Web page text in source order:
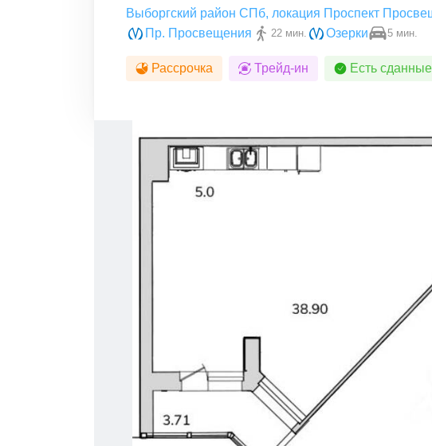
Выборгский район СПб, локация Проспект
Пр. Просвещения
22 мин. Озерки 5 мин.
Рассрочка Трейд-ин Есть